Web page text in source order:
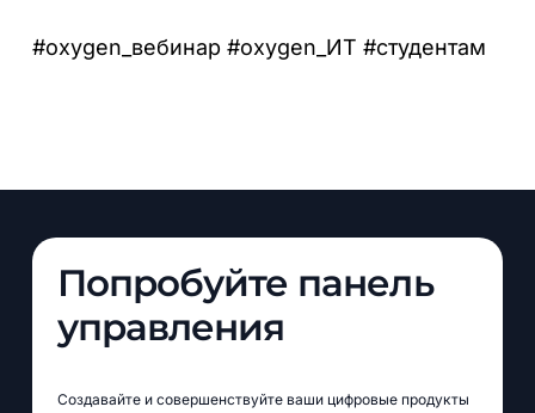
#oxygen_вебинар #oxygen_ИТ #студентам
Попробуйте панель
управления
Создавайте и совершенствуйте ваши цифровые продукты